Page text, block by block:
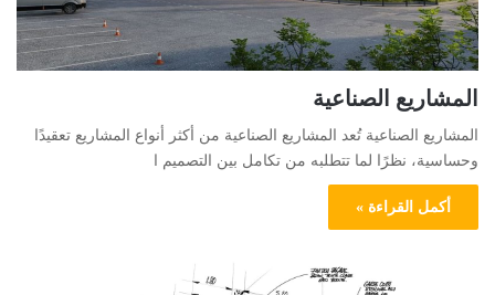
المشاريع الصناعية
المشاريع الصناعية تُعد المشاريع الصناعية من أكثر أنواع المشاريع تعقيدًا
وحساسية، نظرًا لما تتطلبه من تكامل بين التصميم ا
أكمل القراءة »